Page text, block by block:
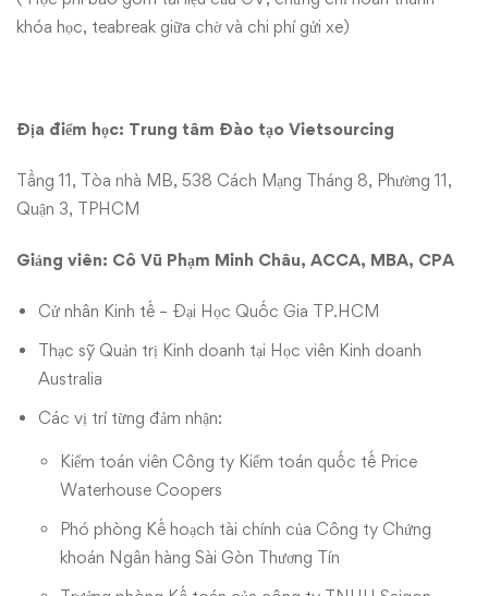
khóa học, teabreak giữa chờ và chi phí gửi xe)
Địa điểm học: Trung tâm Đào tạo Vietsourcing
Tầng 11, Tòa nhà MB, 538 Cách Mạng Tháng 8, Phường 11,
Quận 3, TPHCM
Giảng viên: Cô Vũ Phạm Minh Châu, ACCA, MBA, CPA
Cử nhân Kinh tế – Đại Học Quốc Gia TP.HCM
Thạc sỹ Quản trị Kinh doanh tại Học viên Kinh doanh
Australia
Các vị trí từng đảm nhận:
Kiểm toán viên Công ty Kiểm toán quốc tế Price
Waterhouse Coopers
Phó phòng Kế hoạch tài chính của Công ty Chứng
khoán Ngân hàng Sài Gòn Thương Tín